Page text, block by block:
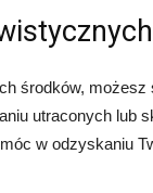
środków, możesz
utraconych lub
w odzyskaniu